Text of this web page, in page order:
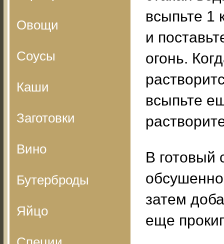
Овощи
Соусы
Каши
Заготовки
Вино
Бутерброды
Яйцо
всыпьте 1
и
огонь.
всыпьте
В готовый
затем
еще